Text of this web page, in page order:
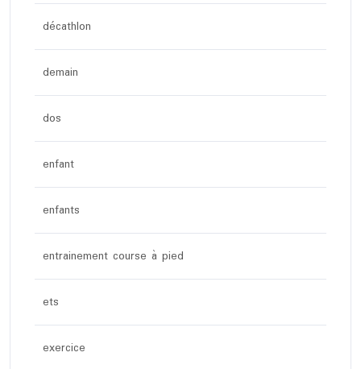
décathlon
demain
dos
enfant
enfants
entrainement course à pied
ets
exercice